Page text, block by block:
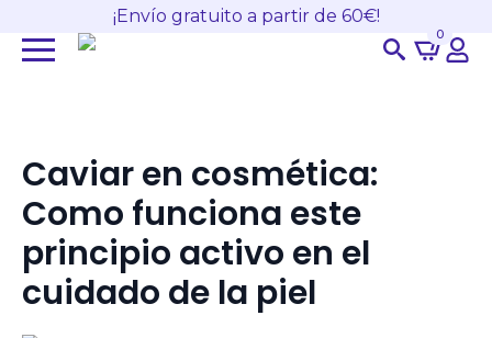
¡Envío gratuito a partir de 60€!
0
Caviar en cosmética:
Como funciona este
principio activo en el
cuidado de la piel